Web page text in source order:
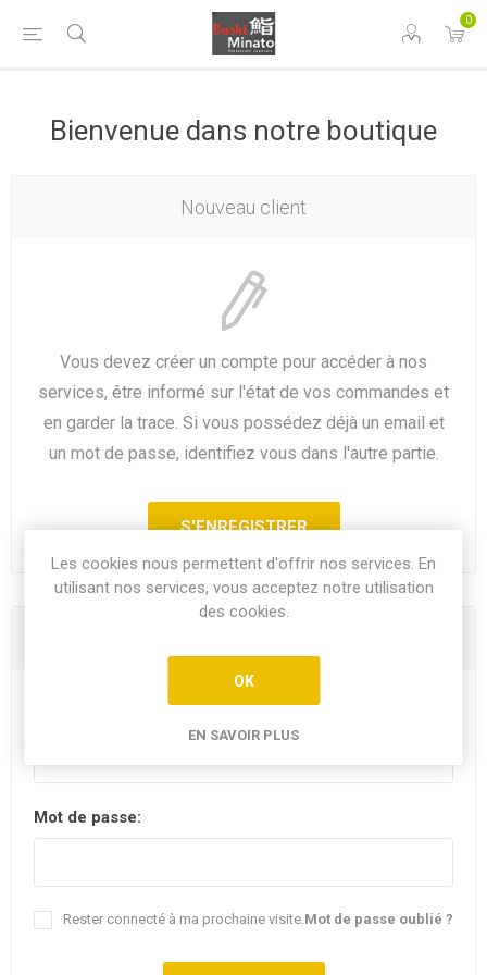
0
Bienvenue dans notre boutique
Nouveau client
Vous devez créer un compte pour accéder à nos
services, être informé sur l'état de vos commandes et
en garder la trace. Si vous possédez déjà un email et
un mot de passe, identifiez vous dans l'autre partie.
Mot de passe:
Mot de passe oublié ?
Rester connecté à ma prochaine visite.
Les cookies nous permettent d'offrir nos services. En
utilisant nos services, vous acceptez notre utilisation
des cookies.
OK
EN SAVOIR PLUS